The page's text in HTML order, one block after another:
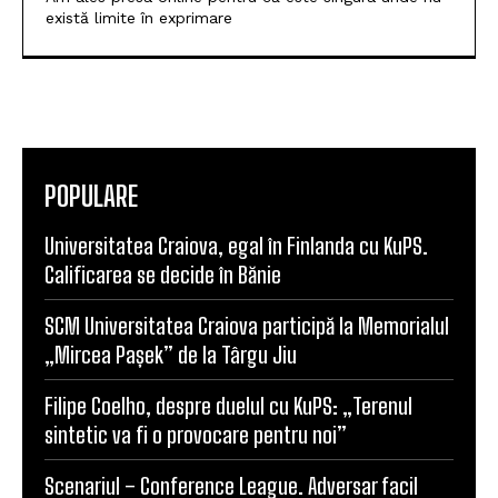
http://www.sportuldoljean.ro
Am ales presa online pentru că este singura unde nu
POPULARE
Universitatea Craiova, egal în Finlanda cu KuPS.
Calificarea se decide în Bănie
SCM Universitatea Craiova participă la Memorialul
„Mircea Pașek” de la Târgu Jiu
Filipe Coelho, despre duelul cu KuPS: „Terenul